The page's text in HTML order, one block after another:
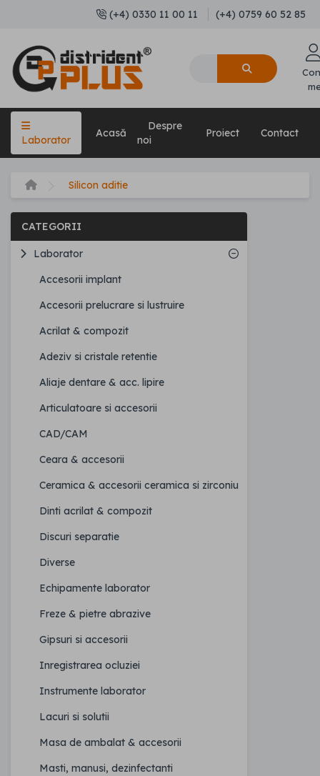
(+4) 0330 11 00 11 (+4) 0759 60 52 85
Laborator
Acasă
Despre
noi
Proiect Contact
Silicon aditie
CATEGORII
Laborator
Accesorii implant
Accesorii prelucrare si lustruire
Acrilat & compozit
Adeziv si cristale retentie
Aliaje dentare & acc. lipire
Articulatoare si accesorii
CAD/CAM
Ceara & accesorii
Ceramica & accesorii ceramica si zirconiu
Dinti acrilat & compozit
Discuri separatie
Diverse
Echipamente laborator
Freze & pietre abrazive
Gipsuri si accesorii
Inregistrarea ocluziei
Instrumente laborator
Lacuri si solutii
Masa de ambalat & accesorii
Masti, manusi, dezinfectanti